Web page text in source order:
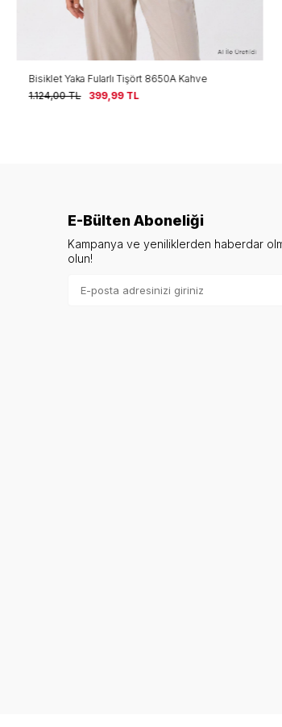
Bisiklet Yaka Fularlı Tişört 8650A Kahve
1.124,00TL 399,99TL
E-Bülten Aboneliği
Kampanya ve yeniliklerden haberdar
olun!